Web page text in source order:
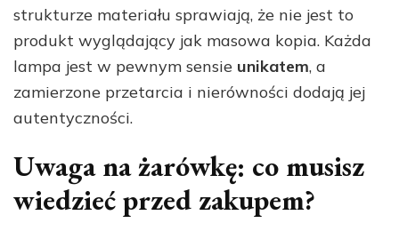
strukturze materiału sprawiają, że nie jest to
produkt wyglądający jak masowa kopia. Każda
lampa jest w pewnym sensie unikatem, a
zamierzone przetarcia i nierówności dodają jej
autentyczności.
Uwaga na żarówkę: co musisz
wiedzieć przed zakupem?